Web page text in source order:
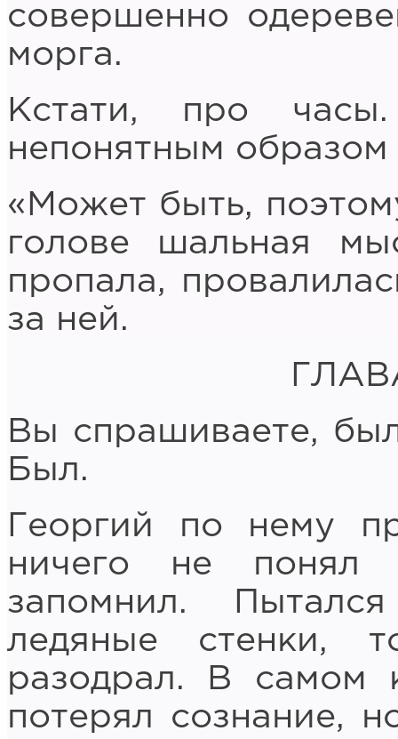
совершенно
морга.
Кстати, про
непонятным образом
«Может быть,
голове шальная
пропала,
за ней.
Вы спрашиваете,
Был.
Георгий по нему
ничего не понял
запомнил.
ледяные стенки,
разодрал. В самом
потерял сознание,